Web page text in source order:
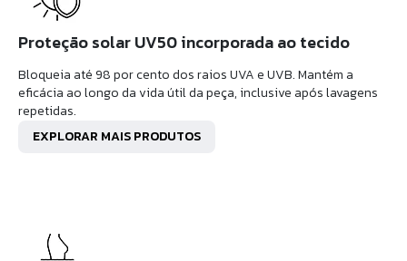
Proteção solar UV50 incorporada ao tecido
Bloqueia até 98 por cento dos raios UVA e UVB. Mantém a
eficácia ao longo da vida útil da peça, inclusive após lavagens
repetidas.
EXPLORAR MAIS PRODUTOS